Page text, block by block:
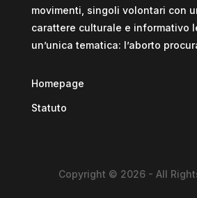
movimenti, singoli volontari con
carattere culturale e informativo
un’unica tematica: l’aborto
Homepage
Statuto
Copyright © 2026 - All